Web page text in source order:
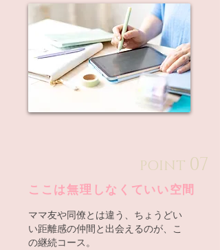
POINT 07
​ここは無理しなくていい空間
ママ友や同僚とは違う、ちょうどい
い距離感の仲間と出会えるのが、こ
の継続コース。